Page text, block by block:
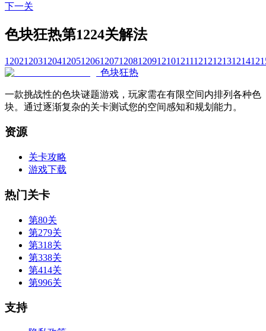
下一关
色块狂热第1224关解法
1202120312041205120612071208120912101211121212131214
色块狂热
一款挑战性的色块谜题游戏，玩家需在有限空间内排列各种色
块。通过逐渐复杂的关卡测试您的空间感知和规划能力。
资源
关卡攻略
游戏下载
热门关卡
第80关
第279关
第318关
第338关
第414关
第996关
支持